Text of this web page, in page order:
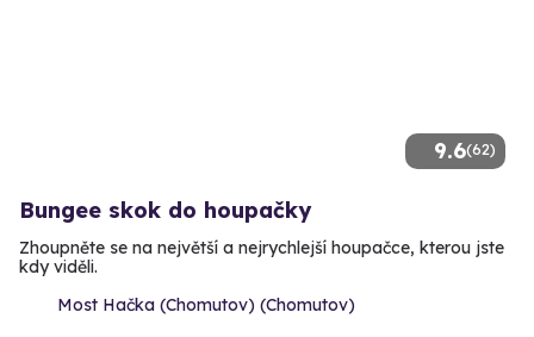
9.6(62)
Bungee skok do houpačky
Zhoupněte se na největší a nejrychlejší houpačce, kterou jste
kdy viděli.
Most Hačka (Chomutov) (Chomutov)